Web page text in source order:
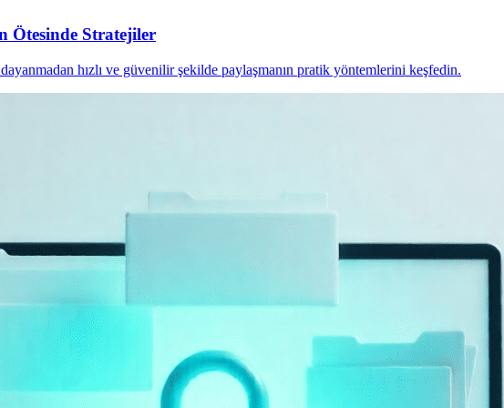
Ötesinde Stratejiler
hızlı ve güvenilir şekilde paylaşmanın pratik yöntemlerini keşfedin.